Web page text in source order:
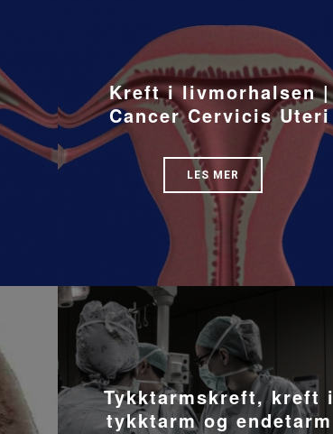
Kreft i livmorhalsen |
Cancer Cervicis Uteri
LES MER
Tykktarmskreft, kreft i
tykktarm og endetarm